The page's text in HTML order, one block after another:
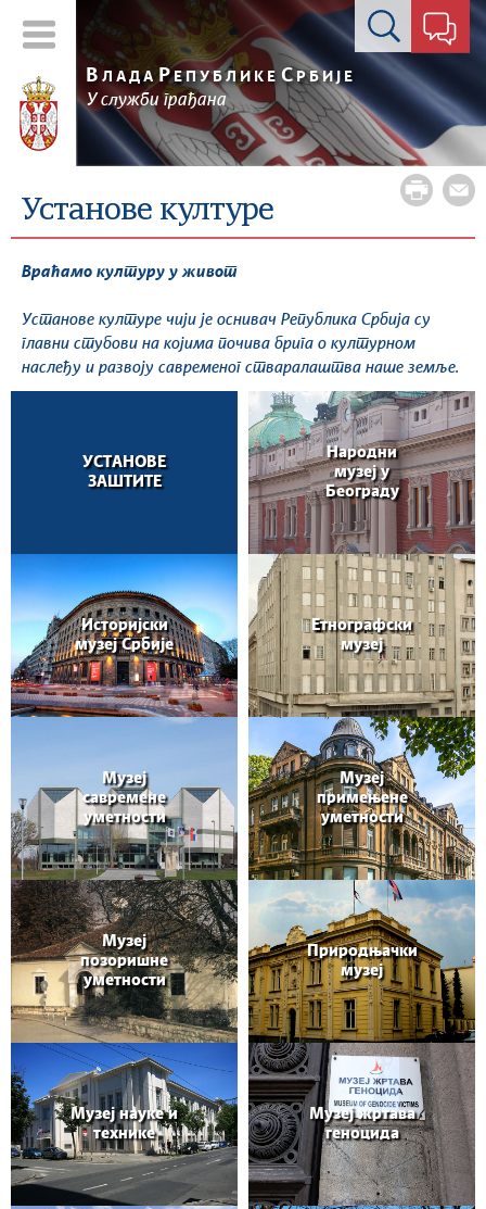
Контакт форма
В ЛАДА РЕПУБЛИКЕ СРБИЈЕ
У служби грађана
Установе културе
Враћамо културу у живот
Установе културе чији је оснивач Република Србија су
главни стубови на којима почива брига о културном
наслеђу и развоју савременог стваралаштва наше земље.
УСТАНОВЕ
ЗАШТИТЕ
Народни
музеј у
Београду
Историјски
музеј Србије
Етнографски
музеј
Музеј
савремене
уметности
Музеј
примењене
уметности
Музеј
позоришне
уметности
Природњачки
музеј
Музеј науке и
технике
Музеј жртава
геноцида